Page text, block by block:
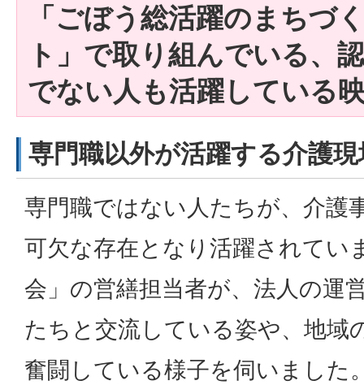
「ごぼう総活躍のまちづ
ト」で取り組んでいる、
でない人も活躍している
専門職以外が活躍する介護現
専門職ではない人たちが、介護
可欠な存在となり活躍されてい
会」の営繕担当者が、法人の運
たちと交流している姿や、地域
奮闘している様子を伺いました